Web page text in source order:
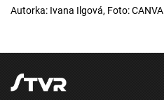
Autorka: Ivana Ilgová, Foto: CANVA